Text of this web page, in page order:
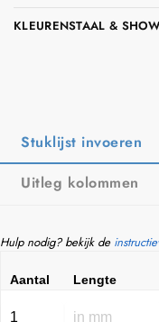
KLEURENSTAAL &
Stuklijst invoeren
Uitleg kolommen
Hulp nodig? bekijk de
Aantal Lengte